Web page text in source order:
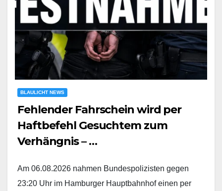
BLAULICHT NEWS
Fehlender Fahrschein wird per
Haftbefehl Gesuchtem zum
Verhängnis – …
Am 06.08.2026 nahmen Bundespolizisten gegen
23:20 Uhr im Hamburger Hauptbahnhof einen per